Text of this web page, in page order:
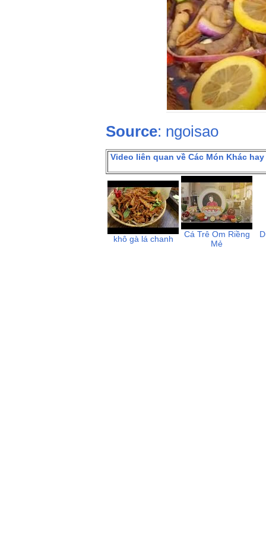
Source: ngoisao
Video liên quan về Các Món Khác
khô gà lá chanh
Cá Trê Om Riềng
Mẻ